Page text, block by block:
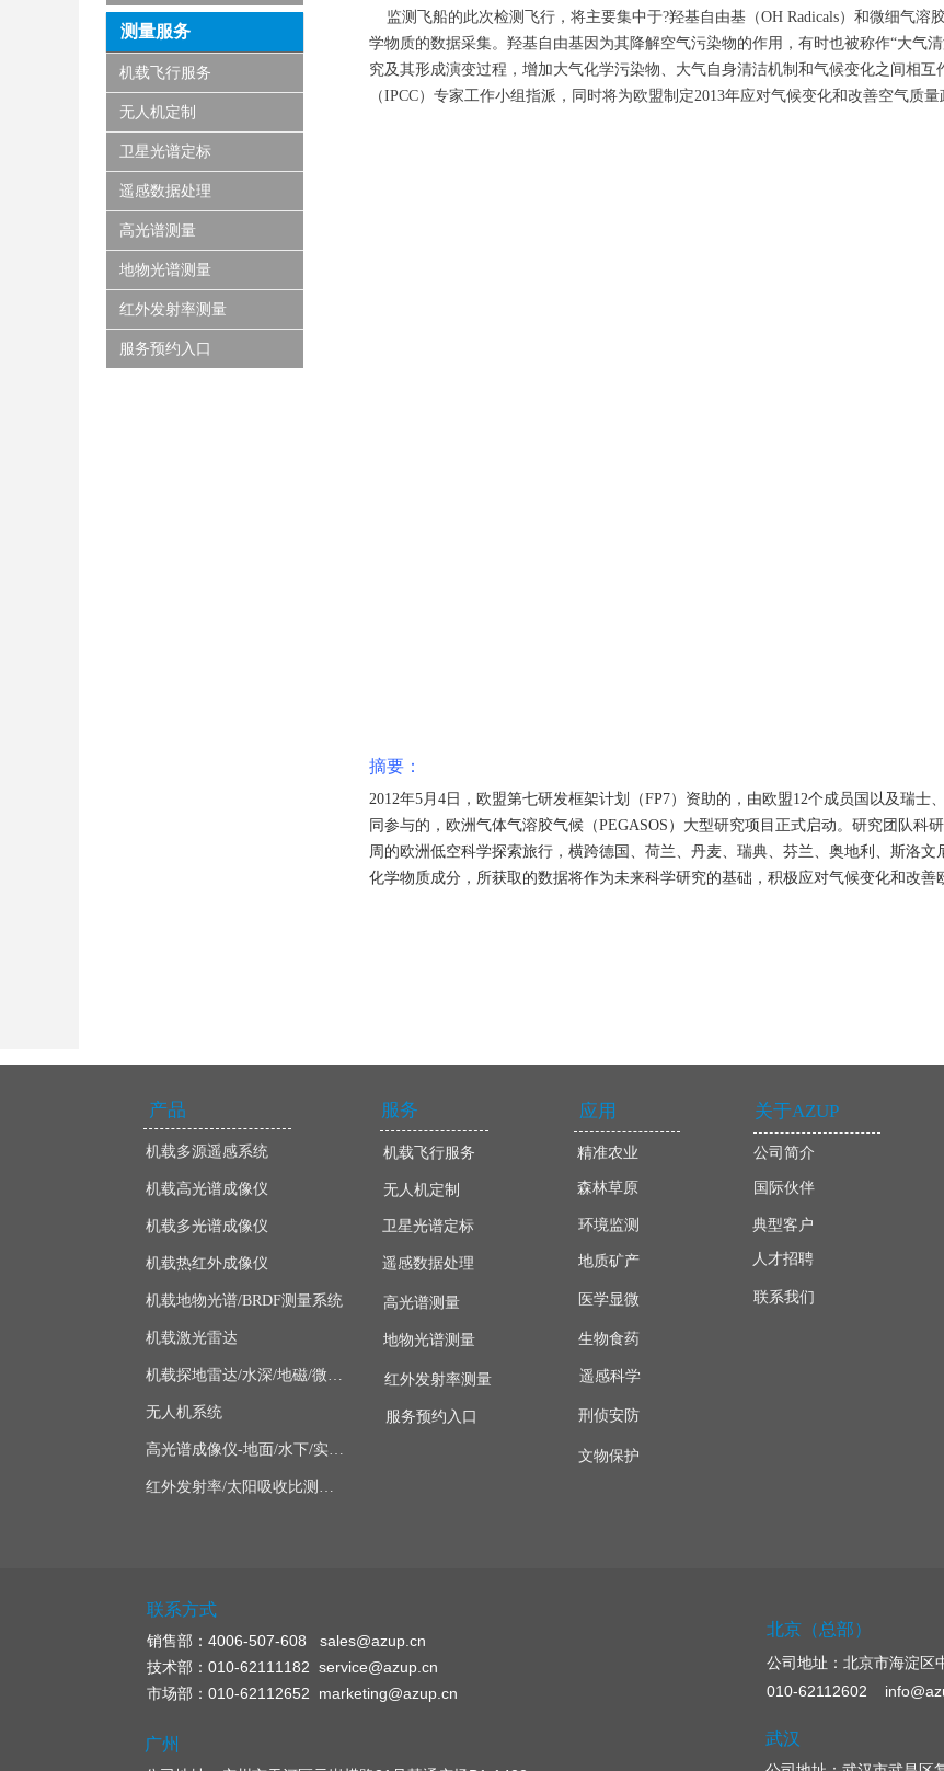
2012年5月4日，欧盟第七研发框架计划（FP7）资助的，由欧盟12个成员国以及瑞
同参与的，欧洲气体气溶胶气候（PEGASOS）大型研究项目正式启动。研究团队科
周的欧洲低空科学探索旅行，横跨德国、荷兰、丹麦、瑞典、芬兰、奥地利、斯洛
化学物质成分，所获取的数据将作为未来科学研究的基础，积极应对气候变化和改善
监测飞船的此次检测飞行，将主要集中于?羟基自由基（OH Radicals）和微细气溶
学物质的数据采集。羟基自由基因为其降解空气污染物的作用，有时也被称作“大气
究及其形成演变过程，增加大气化学污染物、大气自身清洁机制和气候变化之间相
（IPCC）专家工作小组指派，同时将为欧盟制定2013年应对气候变化和改善空气质量
机载飞行服务
无人机定制
卫星光谱定标
遥感数据处理
高光谱测量
地物光谱测量
红外发射率测量
服务预约入口
测量服务
摘要：
服务 关于AZUP
应用
人才招聘
联系我们
公司简介
机载多源遥感系统
机载高光谱成像仪
机载多光谱成像仪
机载热红外成像仪
机载地物光谱/BRDF测量系统
机载激光雷达
机载探地雷达/水深/地磁/微波/SAR
无人机系统
高光谱成像仪-地面/水下/实验室显微
红外发射率/太阳吸收比测量仪
典型客户
国际伙伴
产品
服务预约入口
机载飞行服务
无人机定制
卫星光谱定标
遥感数据处理
高光谱测量
地物光谱测量
红外发射率测量
精准农业
森林草原
环境监测
地质矿产
医学显微
生物食药
遥感科学
刑侦安防
文物保护
武汉
广州
联系方式
销售部：4006-507-608 sales@azup.cn
技术部：010-62111182 service@azup.cn
市场部：010-62112652 marketing@azup.cn
北京（总部）
公司地址： 北京市海淀区
010-62112602